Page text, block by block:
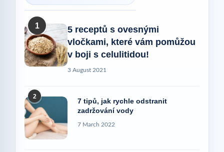
1
5 receptů s ovesnými
vločkami, které vám pomůžou
v boji s celulitidou!
3 August 2021
2
7 tipů, jak rychle odstranit
zadržování vody
7 March 2022